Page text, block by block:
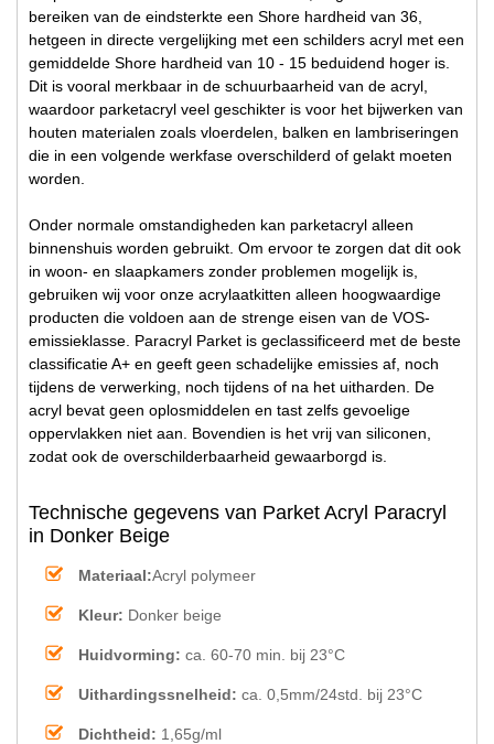
bereiken van de eindsterkte een Shore hardheid van 36,
hetgeen in directe vergelijking met een schilders acryl met een
gemiddelde Shore hardheid van 10 - 15 beduidend hoger is.
Dit is vooral merkbaar in de schuurbaarheid van de acryl,
waardoor parketacryl veel geschikter is voor het bijwerken van
houten materialen zoals vloerdelen, balken en lambriseringen
die in een volgende werkfase overschilderd of gelakt moeten
worden.
Onder normale omstandigheden kan parketacryl alleen
binnenshuis worden gebruikt. Om ervoor te zorgen dat dit ook
in woon- en slaapkamers zonder problemen mogelijk is,
gebruiken wij voor onze acrylaatkitten alleen hoogwaardige
producten die voldoen aan de strenge eisen van de VOS-
emissieklasse. Paracryl Parket is geclassificeerd met de beste
classificatie A+ en geeft geen schadelijke emissies af, noch
tijdens de verwerking, noch tijdens of na het uitharden. De
acryl bevat geen oplosmiddelen en tast zelfs gevoelige
oppervlakken niet aan. Bovendien is het vrij van siliconen,
zodat ook de overschilderbaarheid gewaarborgd is.
Technische gegevens van Parket Acryl Paracryl
in Donker Beige
Materiaal:Acryl polymeer
Kleur: Donker beige
Huidvorming: ca. 60-70 min. bij 23°C
Uithardingssnelheid: ca. 0,5mm/24std. bij 23°C
Dichtheid: 1,65g/ml